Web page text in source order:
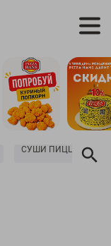
СУШИ ПИЦЦА